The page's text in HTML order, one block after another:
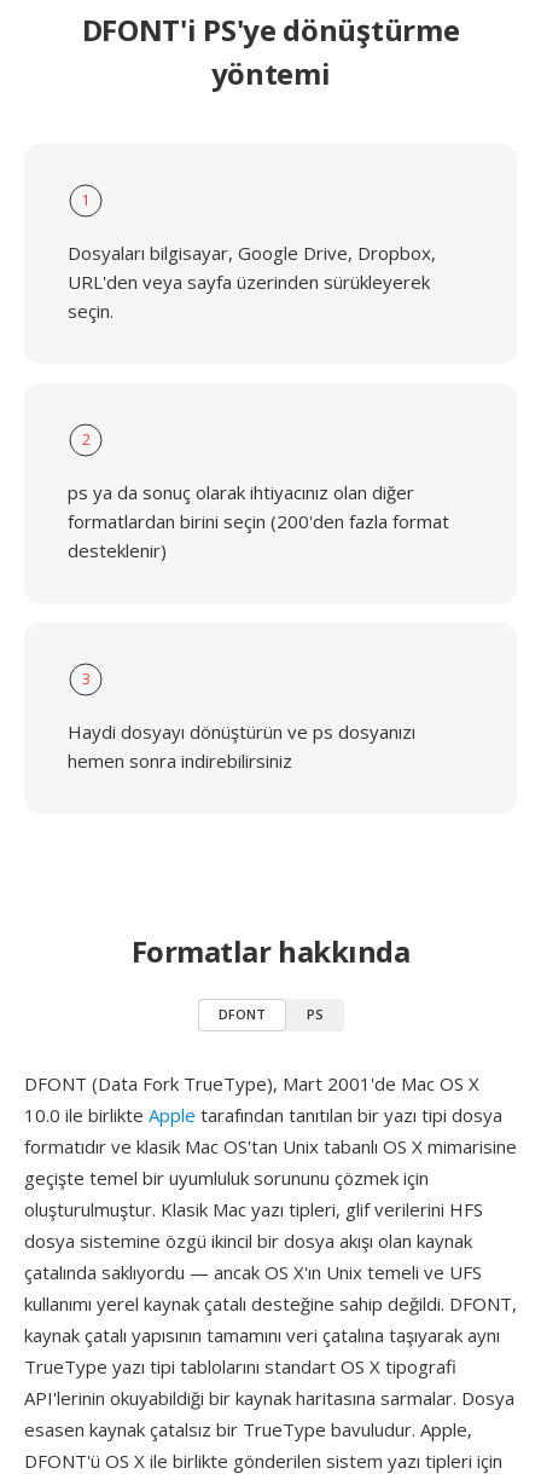
DFONT'i PS'ye dönüştürme
yöntemi
1
Dosyaları bilgisayar, Google Drive, Dropbox,
URL'den veya sayfa üzerinden sürükleyerek
seçin.
2
ps ya da sonuç olarak ihtiyacınız olan diğer
formatlardan birini seçin (200'den fazla format
desteklenir)
3
Haydi dosyayı dönüştürün ve ps dosyanızı
hemen sonra indirebilirsiniz
Formatlar hakkında
DFONT PS
DFONT (Data Fork TrueType), Mart 2001'de Mac OS X
10.0 ile birlikte Apple tarafından tanıtılan bir yazı tipi dosya
formatıdır ve klasik Mac OS'tan Unix tabanlı OS X mimarisine
geçişte temel bir uyumluluk sorununu çözmek için
oluşturulmuştur. Klasik Mac yazı tipleri, glif verilerini HFS
dosya sistemine özgü ikincil bir dosya akışı olan kaynak
çatalında saklıyordu — ancak OS X'ın Unix temeli ve UFS
kullanımı yerel kaynak çatalı desteğine sahip değildi. DFONT,
kaynak çatalı yapısının tamamını veri çatalına taşıyarak aynı
TrueType yazı tipi tablolarını standart OS X tipografi
API'lerinin okuyabildiği bir kaynak haritasına sarmalar. Dosya
esasen kaynak çatalsız bir TrueType bavuludur. Apple,
DFONT'ü OS X ile birlikte gönderilen sistem yazı tipleri için